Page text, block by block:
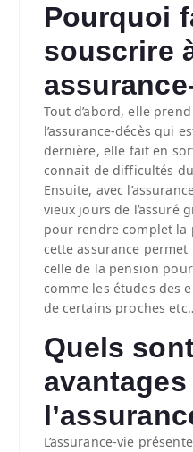
Pourquoi
souscrire
Tout d’abord, elle
l’assurance-décès qui
dernière, elle fait en
connait de difficultés
Ensuite, avec
vieux jours de l’assuré
pour rendre complet la
cette assurance
celle de la pension
comme les études des
de certains proches
Quels
L’assurance-vie